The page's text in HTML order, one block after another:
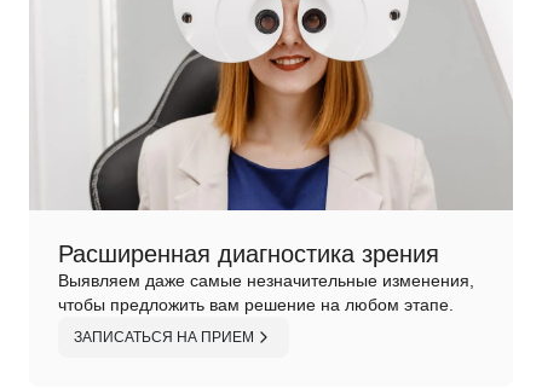
Расширенная диагностика зрения
Выявляем даже самые незначительные изменения,
чтобы предложить вам решение на любом этапе.
ЗАПИСАТЬСЯ НА ПРИЕМ